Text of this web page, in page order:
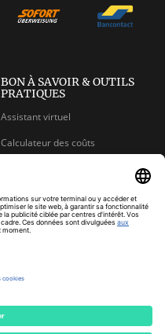
BON À SAVOIR & OUTILS
PRATIQUES
Assistant virtuel
Calculateur des coûts
Rapports UMH
Filtres à eau avec du charbon
actif